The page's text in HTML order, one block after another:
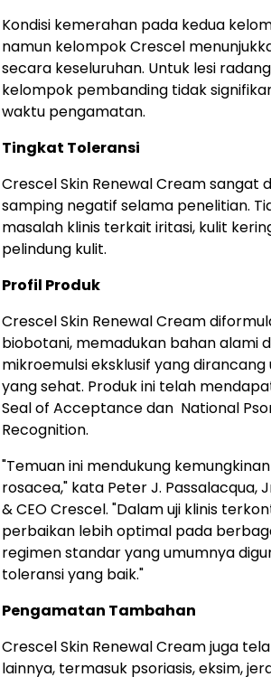
Kondisi kemerahan pada kedua
namun kelompok Crescel
secara keseluruhan. Untuk lesi
kelompok pembanding tidak
waktu pengamatan.
Tingkat Toleransi
Crescel Skin Renewal Cream
samping negatif selama penelitian.
masalah klinis terkait iritasi, kulit
pelindung kulit.
Profil Produk
Crescel Skin Renewal Cream
biobotani, memadukan bahan alami
mikroemulsi eksklusif yang
yang sehat. Produk ini telah
Seal of Acceptance dan National
Recognition.
"Temuan ini mendukung
rosacea," kata Peter J. Passalacqua,
& CEO Crescel. "Dalam uji klinis
perbaikan lebih optimal pada
regimen standar yang umumnya
toleransi yang baik."
Pengamatan Tambahan
Crescel Skin Renewal Cream juga
lainnya, termasuk psoriasis, eksim,